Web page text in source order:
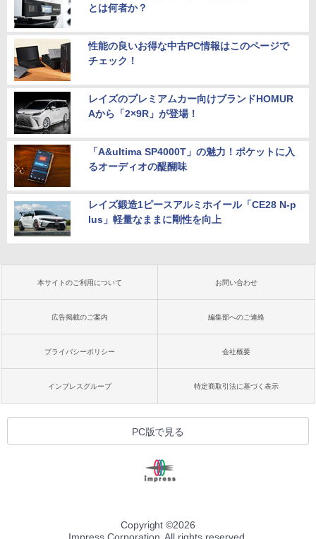
とは何者か？
性能の良いお得な中古PC情報はこのページで
チェック！
レイズのプレミアムカー向けブランドHOMUR
Aから「2×9R」が登場！
「A&ultima SP4000T」の魅力！ポケットに入
るオーディオの醍醐味
レイズ鍛造1ピースアルミホイール「CE28 N-p
lus」軽量なままに剛性を向上
本サイトのご利用について お問い合わせ
広告掲載のご案内 編集部へのご連絡
プライバシーポリシー 会社概要
インプレスグループ 特定商取引法に基づく表示
PC版で見る
Copyright ©2026